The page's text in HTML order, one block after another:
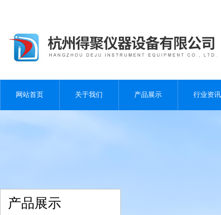
网站首页 关于我们 产品展示 行业资讯
产品展示